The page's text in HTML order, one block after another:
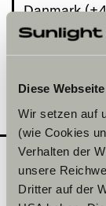
Diese
Wir setzen auf
(wie Cookies
Verhalten der
unsere
Dritter auf der
Danmark
2